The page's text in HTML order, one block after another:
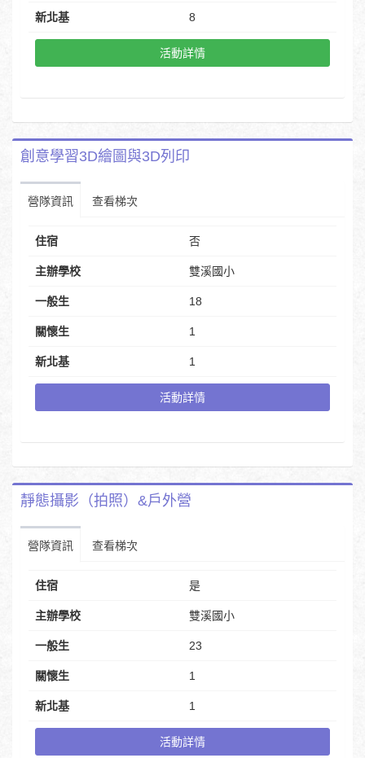
新北基 8
活動詳情
創意學習3D繪圖與3D列印
營隊資訊 查看梯次
住宿 否
主辦學校 雙溪國小
一般生 18
關懷生 1
新北基 1
活動詳情
靜態攝影（拍照）&戶外營
營隊資訊 查看梯次
住宿 是
主辦學校 雙溪國小
一般生 23
關懷生 1
新北基 1
活動詳情